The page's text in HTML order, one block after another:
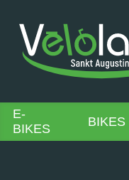
E-
BIKES
BIKES